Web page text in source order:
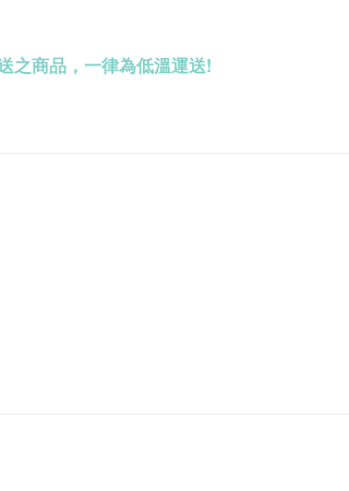
之商品，一律為低溫運送!